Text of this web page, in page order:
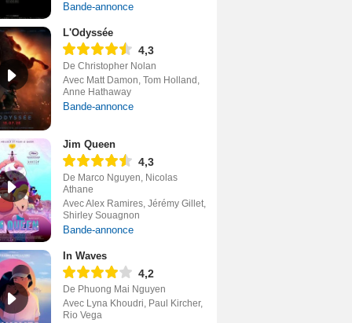
Bande-annonce
L'Odyssée
4,3
De Christopher Nolan
Avec Matt Damon, Tom Holland,
Anne Hathaway
Bande-annonce
Jim Queen
4,3
De Marco Nguyen, Nicolas
Athane
Avec Alex Ramires, Jérémy Gillet,
Shirley Souagnon
Bande-annonce
In Waves
4,2
De Phuong Mai Nguyen
Avec Lyna Khoudri, Paul Kircher,
Rio Vega